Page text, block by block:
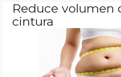
MAQUILLAJE
REMEDIOS CASEROS
Reduce volumen
cintura